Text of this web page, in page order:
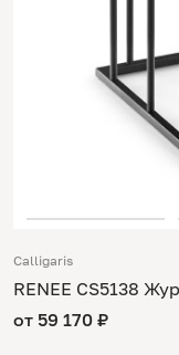
Calligaris
RENEE CS5138
от 59 170 ₽